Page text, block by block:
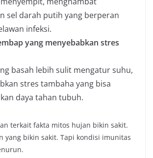
sel darah putih yang berperan
infeksi.
yang menyebabkan stres
basah lebih sulit mengatur suhu,
stres tambaha yang bisa
daya tahan tubuh.
terkait fakta mitos hujan bikin sakit.
yang bikin sakit. Tapi kondisi imunitas